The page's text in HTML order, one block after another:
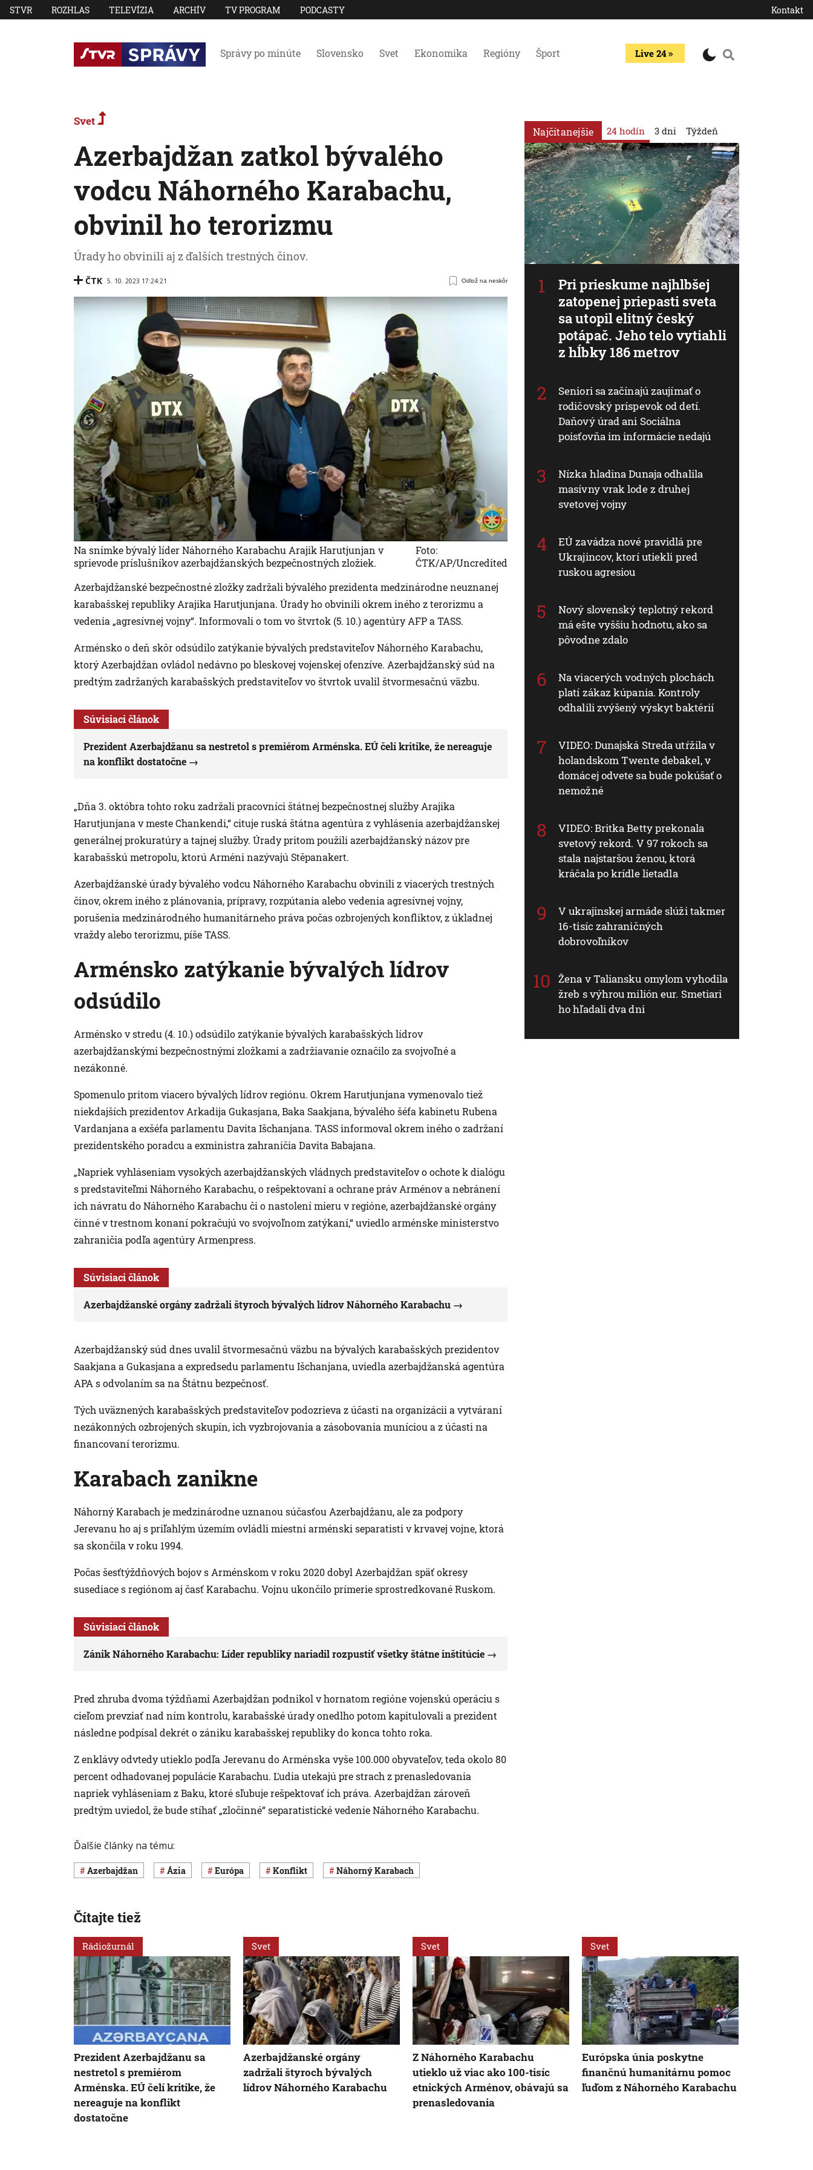
STVR ROZHLAS TELEVÍZIA ARCHÍV TV PROGRAM PODCASTY Kontakt
Správy po minúte Slovensko Svet Ekonomika Regióny Šport Live 24
Svet
Azerbajdžan zatkol bývalého
vodcu Náhorného Karabachu,
obvinil ho terorizmu
Úrady ho obvinili aj z ďalších trestných činov.
ČTK 5. 10. 2023 17:24:21 Odlož na neskôr
Na snímke bývalý líder Náhorného Karabachu Arajik Harutjunjan v
sprievode príslušníkov azerbajdžanských bezpečnostných zložiek.
Foto:
ČTK/AP/Uncredited
Azerbajdžanské bezpečnostné zložky zadržali bývalého prezidenta medzinárodne neuznanej
karabašskej republiky Arajika Harutjunjana. Úrady ho obvinili okrem iného z terorizmu a
vedenia „agresívnej vojny“. Informovali o tom vo štvrtok (5. 10.) agentúry AFP a TASS.
Arménsko o deň skôr odsúdilo zatýkanie bývalých predstaviteľov Náhorného Karabachu,
ktorý Azerbajdžan ovládol nedávno po bleskovej vojenskej ofenzíve. Azerbajdžanský súd na
predtým zadržaných karabašských predstaviteľov vo štvrtok uvalil štvormesačnú väzbu.
Súvisiaci článok
Prezident Azerbajdžanu sa nestretol s premiérom Arménska. EÚ čelí kritike, že nereaguje
na konflikt dostatočne
„Dňa 3. októbra tohto roku zadržali pracovníci štátnej bezpečnostnej služby Arajika
Harutjunjana v meste Chankendi,“ cituje ruská štátna agentúra z vyhlásenia azerbajdžanskej
generálnej prokuratúry a tajnej služby. Úrady pritom použili azerbajdžanský názov pre
karabašskú metropolu, ktorú Arméni nazývajú Stěpanakert.
Azerbajdžanské úrady bývalého vodcu Náhorného Karabachu obvinili z viacerých trestných
činov, okrem iného z plánovania, prípravy, rozpútania alebo vedenia agresívnej vojny,
porušenia medzinárodného humanitárneho práva počas ozbrojených konfliktov, z úkladnej
vraždy alebo terorizmu, píše TASS.
Arménsko zatýkanie bývalých lídrov
odsúdilo
Arménsko v stredu (4. 10.) odsúdilo zatýkanie bývalých karabašských lídrov
azerbajdžanskými bezpečnostnými zložkami a zadržiavanie označilo za svojvoľné a
nezákonné.
Spomenulo pritom viacero bývalých lídrov regiónu. Okrem Harutjunjana vymenovalo tiež
niekdajších prezidentov Arkadija Gukasjana, Baka Saakjana, bývalého šéfa kabinetu Rubena
Vardanjana a exšéfa parlamentu Davita Išchanjana. TASS informoval okrem iného o zadržaní
prezidentského poradcu a exministra zahraničia Davita Babajana.
„Napriek vyhláseniam vysokých azerbajdžanských vládnych predstaviteľov o ochote k dialógu
s predstaviteľmi Náhorného Karabachu, o rešpektovaní a ochrane práv Arménov a nebránení
ich návratu do Náhorného Karabachu či o nastolení mieru v regióne, azerbajdžanské orgány
činné v trestnom konaní pokračujú vo svojvoľnom zatýkaní,“ uviedlo arménske ministerstvo
zahraničia podľa agentúry Armenpress.
Súvisiaci článok
Azerbajdžanské orgány zadržali štyroch bývalých lídrov Náhorného Karabachu
Azerbajdžanský súd dnes uvalil štvormesačnú väzbu na bývalých karabašských prezidentov
Saakjana a Gukasjana a expredsedu parlamentu Išchanjana, uviedla azerbajdžanská agentúra
APA s odvolaním sa na Štátnu bezpečnosť.
Tých uväznených karabašských predstaviteľov podozrieva z účasti na organizácii a vytváraní
nezákonných ozbrojených skupín, ich vyzbrojovania a zásobovania muníciou a z účasti na
financovaní terorizmu.
Karabach zanikne
Náhorný Karabach je medzinárodne uznanou súčasťou Azerbajdžanu, ale za podpory
Jerevanu ho aj s priľahlým územím ovládli miestni arménski separatisti v krvavej vojne, ktorá
sa skončila v roku 1994.
Počas šesťtýždňových bojov s Arménskom v roku 2020 dobyl Azerbajdžan späť okresy
susediace s regiónom aj časť Karabachu. Vojnu ukončilo prímerie sprostredkované Ruskom.
Súvisiaci článok
Zánik Náhorného Karabachu: Líder republiky nariadil rozpustiť všetky štátne inštitúcie
Pred zhruba dvoma týždňami Azerbajdžan podnikol v hornatom regióne vojenskú operáciu s
cieľom prevziať nad ním kontrolu, karabašské úrady onedlho potom kapitulovali a prezident
následne podpísal dekrét o zániku karabašskej republiky do konca tohto roka.
Z enklávy odvtedy utieklo podľa Jerevanu do Arménska vyše 100.000 obyvateľov, teda okolo 80
percent odhadovanej populácie Karabachu. Ľudia utekajú pre strach z prenasledovania
napriek vyhláseniam z Baku, ktoré sľubuje rešpektovať ich práva. Azerbajdžan zároveň
predtým uviedol, že bude stíhať „zločinné“ separatistické vedenie Náhorného Karabachu.
Ďalšie články na tému:
Azerbajdžan Ázia Európa konflikt Náhorný Karabach
Najčítanejšie 24 hodín
Pri prieskume najhlbšej
zatopenej priepasti sveta
sa utopil elitný český
potápač. Jeho telo vytiahli
z hĺbky 186 metrov
Seniori sa začínajú zaujímať o
rodičovský príspevok od detí.
Daňový úrad ani Sociálna
poisťovňa im informácie nedajú
Nízka hladina Dunaja odhalila
masívny vrak lode z druhej
svetovej vojny
EÚ zavádza nové pravidlá pre
Ukrajincov, ktorí utiekli pred
ruskou agresiou
Nový slovenský teplotný rekord
má ešte vyššiu hodnotu, ako sa
pôvodne zdalo
Na viacerých vodných plochách
platí zákaz kúpania. Kontroly
odhalili zvýšený výskyt baktérií
VIDEO: Dunajská Streda utŕžila v
holandskom Twente debakel, v
domácej odvete sa bude pokúšať o
nemožné
VIDEO: Britka Betty prekonala
svetový rekord. V 97 rokoch sa
stala najstaršou ženou, ktorá
kráčala po krídle lietadla
V ukrajinskej armáde slúži takmer
16-tisíc zahraničných
dobrovoľníkov
Žena v Taliansku omylom vyhodila
žreb s výhrou milión eur. Smetiari
ho hľadali dva dni
3 dni Týždeň
Čítajte tiež
Rádiožurnál
Prezident Azerbajdžanu sa
nestretol s premiérom
Arménska. EÚ čelí kritike, že
nereaguje na konflikt
dostatočne
Svet
Azerbajdžanské orgány
zadržali štyroch bývalých
lídrov Náhorného Karabachu
Svet
Z Náhorného Karabachu
utieklo už viac ako 100-tisíc
etnických Arménov, obávajú sa
prenasledovania
Svet
Európska únia poskytne
finančnú humanitárnu pomoc
ľuďom z Náhorného Karabachu